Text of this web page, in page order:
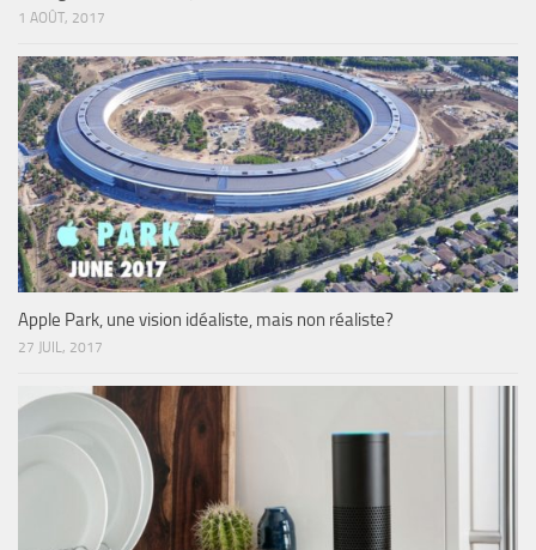
1 AOÛT, 2017
Apple Park, une vision idéaliste, mais non réaliste?
27 JUIL, 2017